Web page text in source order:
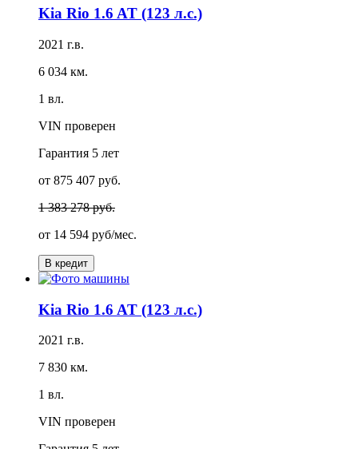
Kia Rio 1.6 AT (123 л.с.)
2021 г.в.
6 034 км.
1 вл.
VIN проверен
Гарантия 5 лет
от 875 407 руб.
1 383 278 руб.
от 14 594 руб/мес.
В кредит
Kia Rio 1.6 AT (123 л.с.)
2021 г.в.
7 830 км.
1 вл.
VIN проверен